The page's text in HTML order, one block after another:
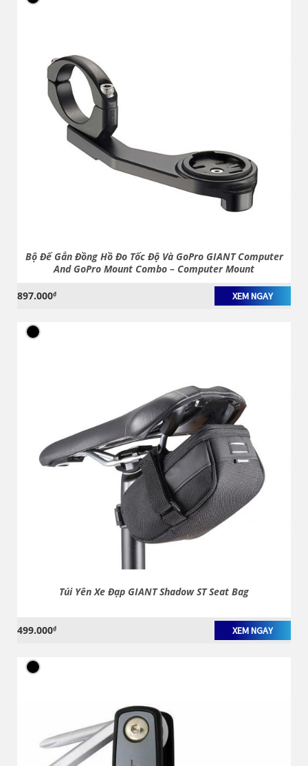
Bộ Đế Gắn Đồng Hồ Đo Tốc Độ Và GoPro GIANT Computer
And GoPro Mount Combo – Computer Mount
897.000₫ XEM NGAY
Túi Yên Xe Đạp GIANT Shadow ST Seat Bag
499.000₫ XEM NGAY